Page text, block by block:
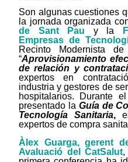
Son algunas cuestiones
la jornada organizada
de Sant Pau y la
Empresas de
Recinto Modernista
“Aprovisionamiento
de relación y
expertos en
industria y gestores de
hospitalarios. Durante
presentado la Guía de
Tecnología Sanitaria,
expertos de compra
Àlex Guarga, gerent
Avaluació del CatSalut,